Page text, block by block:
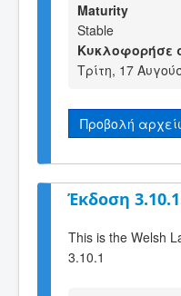
Maturity
Stable
Κυκλοφορήσε
Τρίτη, 17
Προβολή
Έκδοση
This is the Welsh
3.10.1